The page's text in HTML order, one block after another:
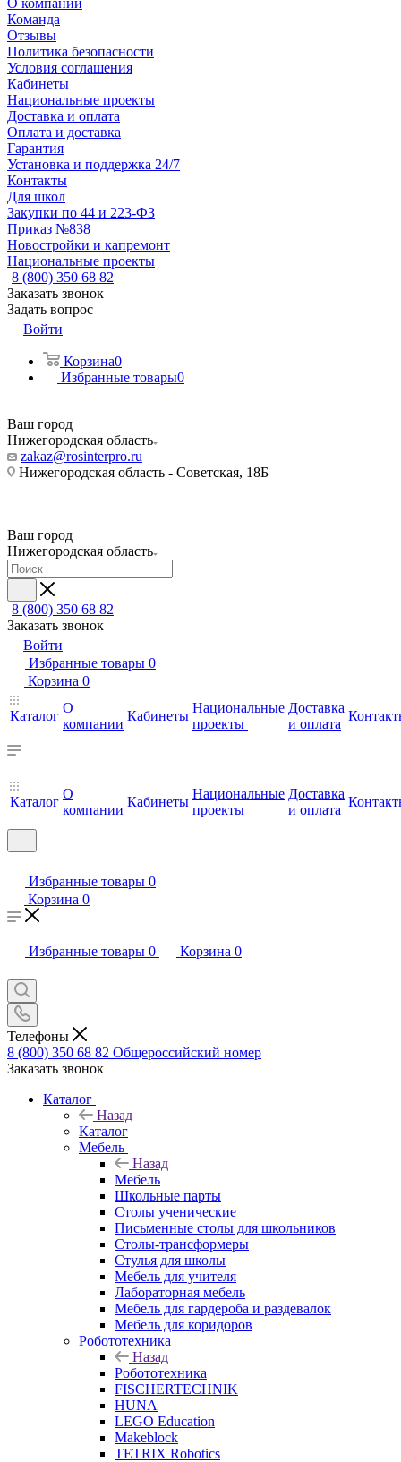
О компании
Команда
Отзывы
Политика безопасности
Условия соглашения
Кабинеты
Национальные проекты
Доставка и оплата
Оплата и доставка
Гарантия
Установка и поддержка 24/7
Контакты
Для школ
Закупки по 44 и 223-ФЗ
Приказ №838
Новостройки и капремонт
Национальные проекты
8 (800) 350 68 82
Заказать звонок
Задать вопрос
Войти
Корзина0
Избранные товары0
Ваш город
Нижегородская область
zakaz@rosinterpro.ru
Нижегородская область - Советская, 18Б
Ваш город
Нижегородская область
8 (800) 350 68 82
Заказать звонок
Войти
Избранные товары 0
Корзина 0
Каталог
О
компании
Кабинеты
Национальные
проекты
Доставка
и оплата
Каталог
О
компании
Кабинеты
Национальные
проекты
Доставка
и оплата
Избранные товары 0
Корзина 0
Избранные товары 0 Корзина 0
Телефоны
8 (800) 350 68 82 Общероссийский номер
Заказать звонок
Каталог
Назад
Каталог
Мебель
Назад
Мебель
Школьные парты
Столы ученические
Письменные столы для школьников
Столы-трансформеры
Стулья для школы
Мебель для учителя
Лабораторная мебель
Мебель для гардероба и раздевалок
Мебель для коридоров
Робототехника
Назад
Робототехника
FISCHERTECHNIK
HUNA
LEGO Education
Makeblock
TETRIX Robotics